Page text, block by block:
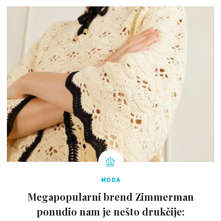
MODA
Megapopularni brend Zimmerman
ponudio nam je nešto drukčije: